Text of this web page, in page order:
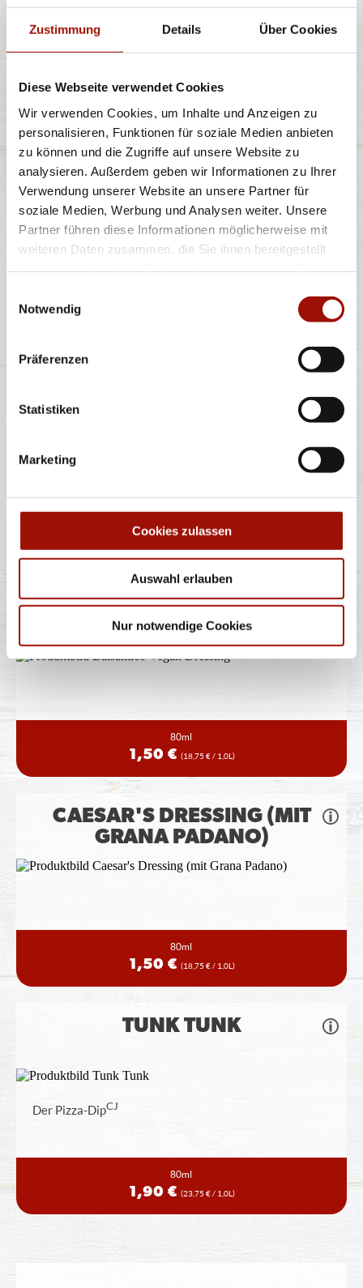
Zustimmung Details Über Cookies
Diese Webseite verwendet Cookies
Wir verwenden Cookies, um Inhalte und Anzeigen zu
personalisieren, Funktionen für soziale Medien anbieten
zu können und die Zugriffe auf unsere Website zu
analysieren. Außerdem geben wir Informationen zu Ihrer
Verwendung unserer Website an unsere Partner für
soziale Medien, Werbung und Analysen weiter. Unsere
Partner führen diese Informationen möglicherweise mit
weiteren Daten zusammen, die Sie ihnen bereitgestellt
Notwendig
Präferenzen
Statistiken
Marketing
Cookies zulassen
Auswahl erlauben
Nur notwendige Cookies
80ml
1,60 €(20,00 € / 1,0L)
PIZZA MAX MAYONNAISE
80ml
BALSAMICO VEGAN
DRESSING
80ml
1,50 € (18,75 € / 1,0L)
CAESAR'S DRESSING (MIT
GRANA PADANO)
80ml
1,50 € (18,75 € / 1,0L)
TUNK TUNK
Der Pizza-DipCJ
80ml
1,90 € (23,75 € / 1,0L)